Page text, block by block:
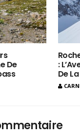
De
:
De